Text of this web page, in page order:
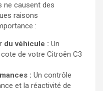
ne causent des
raisons
:
du véhicule : Un
de votre Citroën C3
: Un contrôle
et la réactivité de